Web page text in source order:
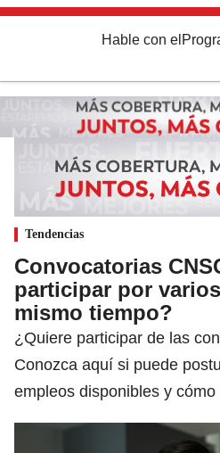
Hable con el
Tendencias
Convocatorias
participar por
mismo tiempo?
¿Quiere participar de las
Conozca aquí si puede
empleos disponibles y cómo